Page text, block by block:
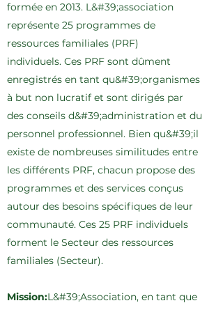
formée en 2013. L&#39;association
représente 25 programmes de
ressources familiales (PRF)
individuels. Ces PRF sont dûment
enregistrés en tant qu&#39;organismes
à but non lucratif et sont dirigés par
des conseils d&#39;administration et du
personnel professionnel. Bien qu&#39;il
existe de nombreuses similitudes entre
les différents PRF, chacun propose des
programmes et des services conçus
autour des besoins spécifiques de leur
communauté. Ces 25 PRF individuels
forment le Secteur des ressources
familiales (Secteur).
Mission:L&#39;Association, en tant que